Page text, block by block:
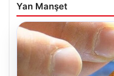
Yan Manşet